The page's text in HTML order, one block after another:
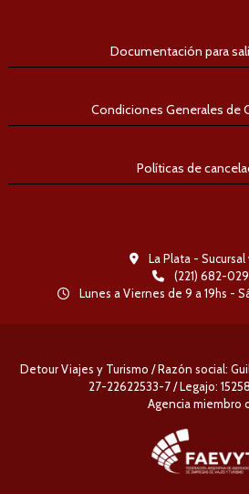
Documentación para
Condiciones Generales de
Políticas de
La Plata - Sucursal
(221) 682-
Lunes a Viernes de 9 a 19hs -
Detour Viajes y Turismo / Razón social:
27-22622533-7 / Legajo: 15258
Agencia miembro